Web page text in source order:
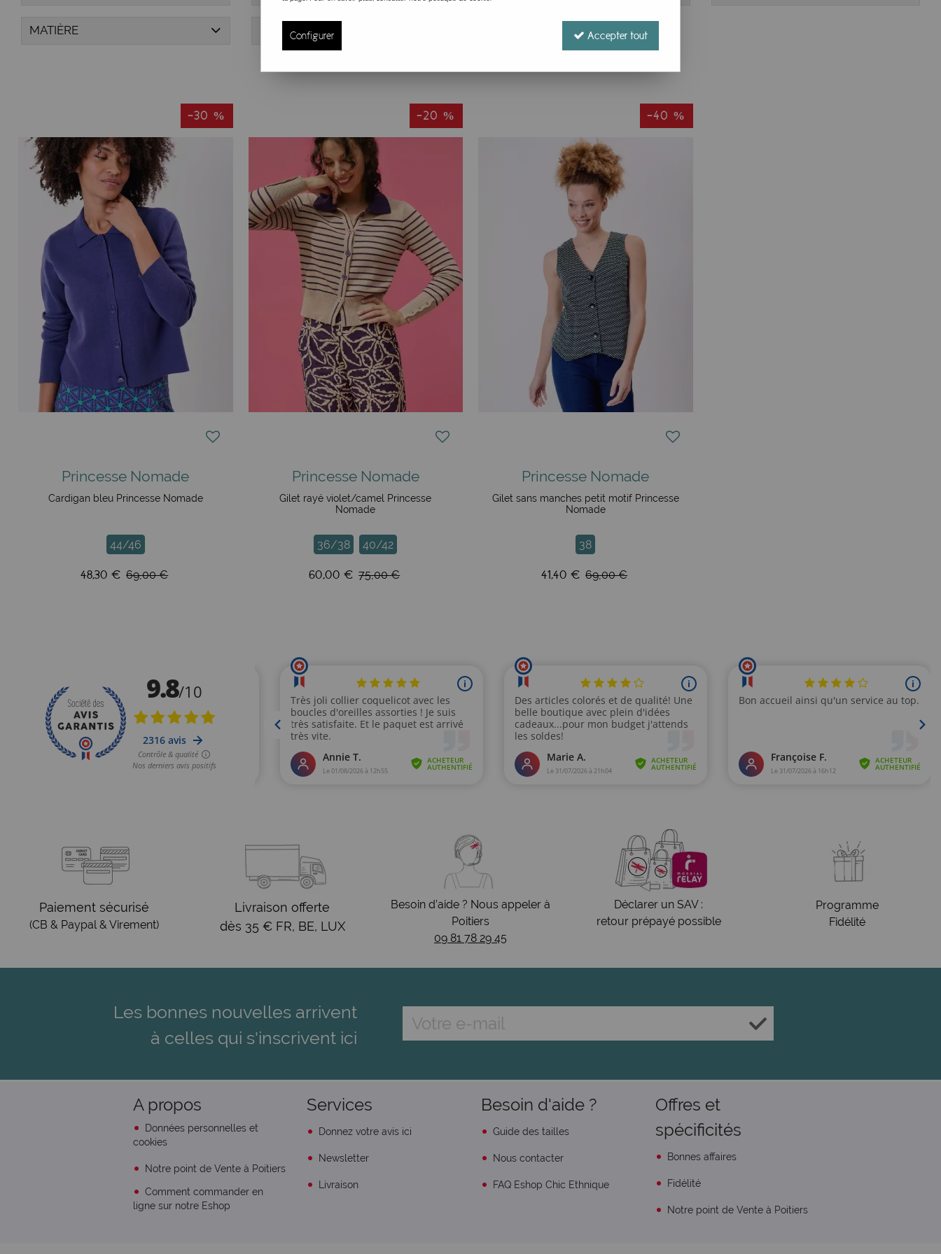
MATIÈRE
-30 %
Princesse Nomade
Cardigan bleu Princesse Nomade
44/46
48,30 € 69,00 €
-20 %
Princesse Nomade
Gilet rayé violet/camel Princesse
Nomade
36/38 40/42
60,00 € 75,00 €
-40 %
Princesse Nomade
Gilet sans manches petit motif Princesse
Nomade
38
41,40 € 69,00 €
Paiement sécurisé
(CB & Paypal & Virement)
Livraison offerte
dès 35 € FR, BE, LUX
Besoin d’aide ? Nous appeler à
Poitiers
09 81 78 29 45
Déclarer un SAV :
retour prépayé possible
Programme
Fidélité
Les bonnes nouvelles arrivent
à celles qui s'inscrivent ici
A propos
Données personnelles et
cookies
Notre point de Vente à Poitiers
Comment commander en
ligne sur notre Eshop
Services
Donnez votre avis ici
Newsletter
Livraison
Besoin d'aide ?
Guide des tailles
Nous contacter
FAQ Eshop Chic Ethnique
Offres et
spécificités
Bonnes affaires
Fidélité
Notre point de Vente à Poitiers
Configurer Accepter tout